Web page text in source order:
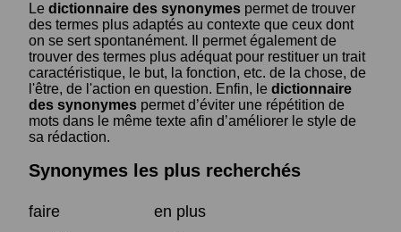
Le dictionnaire des synonymes permet de trouver
des termes plus adaptés au contexte que ceux dont
on se sert spontanément. Il permet également de
trouver des termes plus adéquat pour restituer un trait
caractéristique, le but, la fonction, etc. de la chose, de
l'être, de l'action en question. Enfin, le dictionnaire
des synonymes permet d’éviter une répétition de
mots dans le même texte afin d’améliorer le style de
sa rédaction.
Synonymes les plus recherchés
faire
en plus